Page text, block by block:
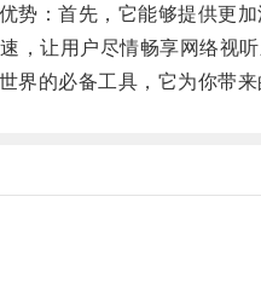
：首先，它能够提供更加
，让用户尽情畅享网络视听
的必备工具，它为你带来